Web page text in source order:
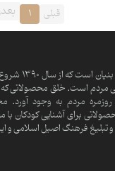
قبلی 1
ماهد یک
مردم است. خلق محصولاتی که
مردم به وجود آورد.
برای آشنایی کودکان
فرهنگ اصیل اسلامی و